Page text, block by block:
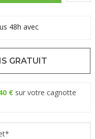
48h avec
GRATUIT
€ sur votre cagnotte